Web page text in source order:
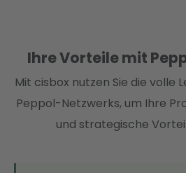
Ihre Vorteile mit
Mit cisbox nutzen Sie die volle
Peppol-Netzwerks, um Ihre
und strategische